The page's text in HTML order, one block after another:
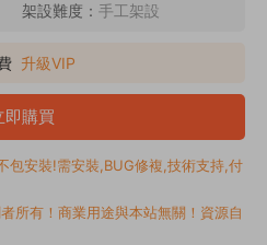
架設難度： 手工架設
升級VIP
即購買
包安裝!需安裝,BUG修複,技術支持,付
所有！商業用途與本站無關！資源自